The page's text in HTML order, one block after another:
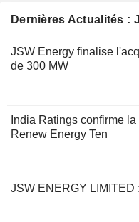
Dernières Actualités :
JSW Energy finalise
de 300 MW
India Ratings confirme
Renew Energy Ten
JSW ENERGY LIMITED